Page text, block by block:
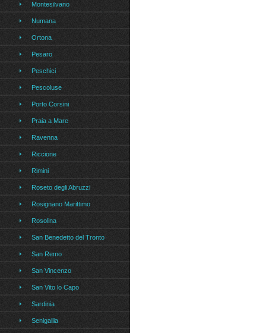
Montesilvano
Numana
Ortona
Pesaro
Peschici
Pescoluse
Porto Corsini
Praia a Mare
Ravenna
Riccione
Rimini
Roseto degli Abruzzi
Rosignano Marittimo
Rosolina
San Benedetto del Tronto
San Remo
San Vincenzo
San Vito lo Capo
Sardinia
Senigallia